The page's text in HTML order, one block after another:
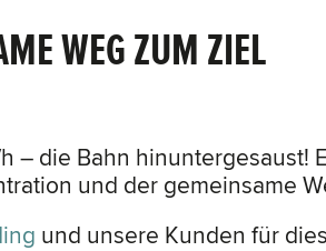
WEG ZUM ZIEL
– die Bahn hinuntergesaust!
und der gemeinsame
und unsere Kunden für